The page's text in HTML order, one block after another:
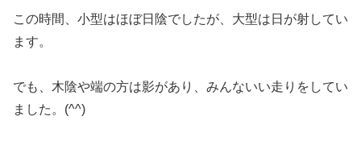
この時間、小型はほぼ日陰でしたが、大型は日が射してい
ます。
でも、木陰や端の方は影があり、みんないい走りをしてい
ました。(^^)